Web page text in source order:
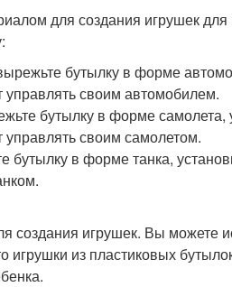
для создания игрушек для
бутылку в форме
своим автомобилем.
бутылку в форме самолета,
своим самолетом.
в форме танка,
создания игрушек. Вы можете
игрушки из пластиковых